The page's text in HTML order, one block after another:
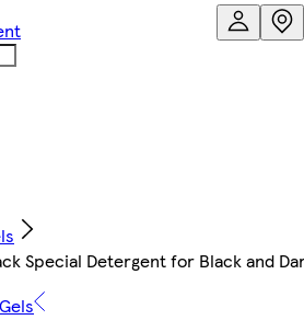
Special Detergent for Black and